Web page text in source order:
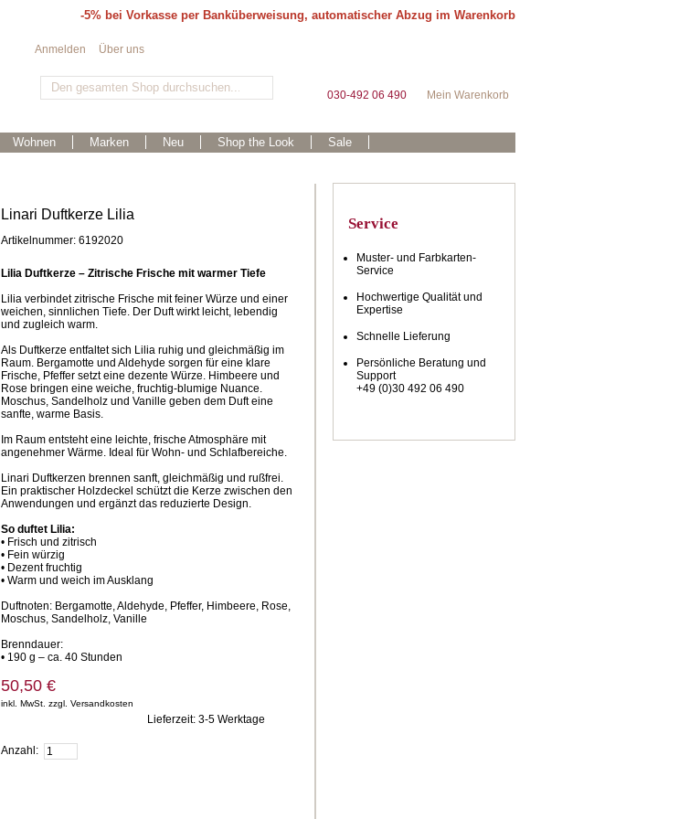
-5% bei Vorkasse per Banküberweisung, automatischer Abzug im Warenkorb
Mein Warenkorb
030-492 06 490
Wohnen Marken Neu Shop the Look Sale
Anmelden Über uns
Linari Duftkerze Lilia
Artikelnummer: 6192020
Lilia Duftkerze – Zitrische Frische mit warmer Tiefe
Lilia verbindet zitrische Frische mit feiner Würze und einer
weichen, sinnlichen Tiefe. Der Duft wirkt leicht, lebendig
und zugleich warm.
Als Duftkerze entfaltet sich Lilia ruhig und gleichmäßig im
Raum. Bergamotte und Aldehyde sorgen für eine klare
Frische, Pfeffer setzt eine dezente Würze. Himbeere und
Rose bringen eine weiche, fruchtig-blumige Nuance.
Moschus, Sandelholz und Vanille geben dem Duft eine
sanfte, warme Basis.
Im Raum entsteht eine leichte, frische Atmosphäre mit
angenehmer Wärme. Ideal für Wohn- und Schlafbereiche.
Linari Duftkerzen brennen sanft, gleichmäßig und rußfrei.
Ein praktischer Holzdeckel schützt die Kerze zwischen den
Anwendungen und ergänzt das reduzierte Design.
So duftet Lilia:
• Frisch und zitrisch
• Fein würzig
• Dezent fruchtig
• Warm und weich im Ausklang
Duftnoten: Bergamotte, Aldehyde, Pfeffer, Himbeere, Rose,
Moschus, Sandelholz, Vanille
Brenndauer:
• 190 g – ca. 40 Stunden
50,50 €
inkl. MwSt. zzgl. Versandkosten
Lieferzeit: 3-5 Werktage
Anzahl:
Service
Muster- und Farbkarten-
Service
Hochwertige Qualität und
Expertise
Schnelle Lieferung
Persönliche Beratung und
Support
+49 (0)30 492 06 490